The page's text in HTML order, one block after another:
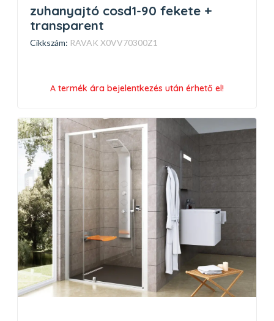
zuhanyajtó cosd1-90 fekete +
transparent
Cikkszám: RAVAK X0VV70300Z1
A termék ára bejelentkezés után érhető el!